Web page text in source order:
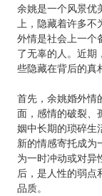
余姚是一个风景优
上，隐藏着许多不
外情是社会上一个
了无辜的人。近期
些隐藏在背后的真
首先，余姚婚外情
面，感情的破裂、
姻中长期的琐碎生
新的情感寄托成为
为一时冲动或对异
后，是人性的弱点
品质。